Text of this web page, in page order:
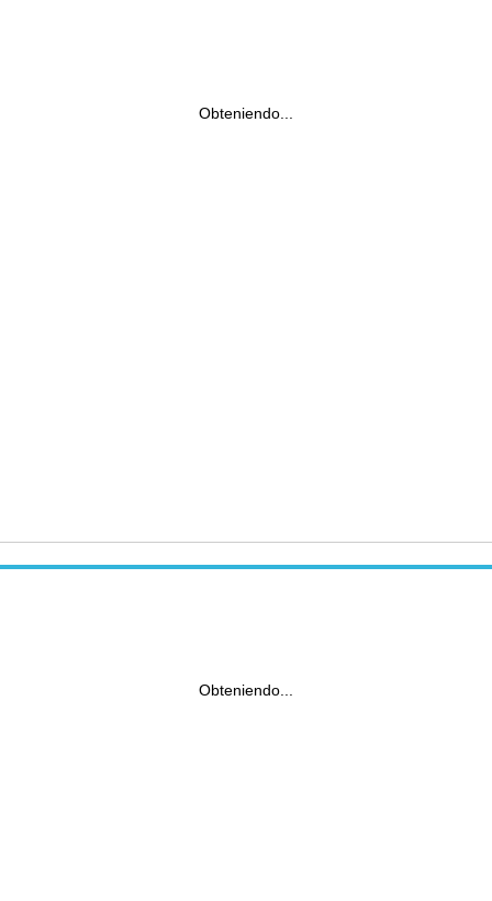
Obteniendo...
Obteniendo...